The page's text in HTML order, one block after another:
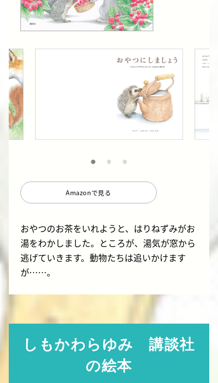
Amazonで見る
おやつのお茶をいれようと、はりねずみがお
湯をわかしました。ところが、湯気が窓から
逃げていきます。動物たちは追いかけます
が……。
しもかわらゆみ 講談社
の絵本